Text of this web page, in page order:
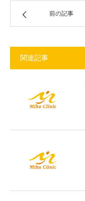
前の記事
関連記事